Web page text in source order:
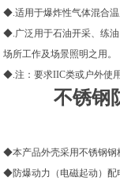
◆.适用于爆炸性气体混合温
◆.广泛用于石油开采、练
场所工作及场景照明之用。
◆.注：要求IIC类或户外使
不锈钢
◆本产品外壳采用不锈钢钢
◆防爆动力（电磁起动）配